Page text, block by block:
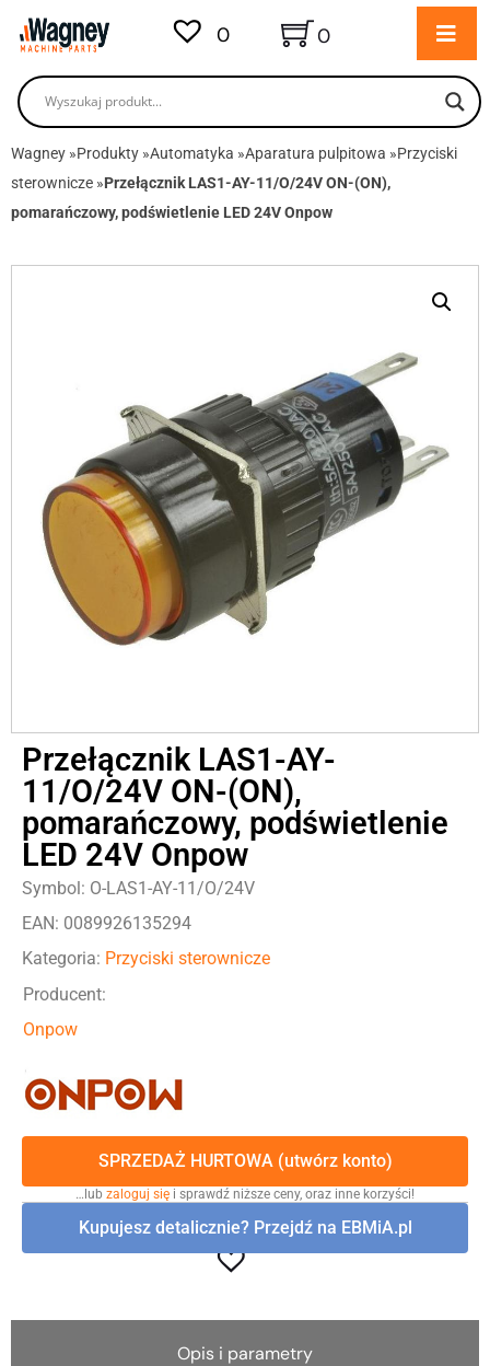
0 0
Wagney »Produkty »Automatyka »Aparatura pulpitowa »Przyciski
sterownicze »Przełącznik LAS1-AY-11/O/24V ON-(ON),
pomarańczowy, podświetlenie LED 24V Onpow
Przełącznik LAS1-AY-
11/O/24V ON-(ON),
pomarańczowy, podświetlenie
LED 24V Onpow
Symbol: O-LAS1-AY-11/O/24V
EAN: 0089926135294
Kategoria: Przyciski sterownicze
Producent:
Onpow
SPRZEDAŻ HURTOWA (utwórz konto)
…lub zaloguj się i sprawdź niższe ceny, oraz inne korzyści!
Kupujesz detalicznie? Przejdź na EBMiA.pl
Opis i parametry